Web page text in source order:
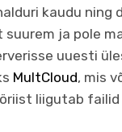
kaudu ning
suurem ja pole
uuesti
MultCloud, mis
liigutab failid